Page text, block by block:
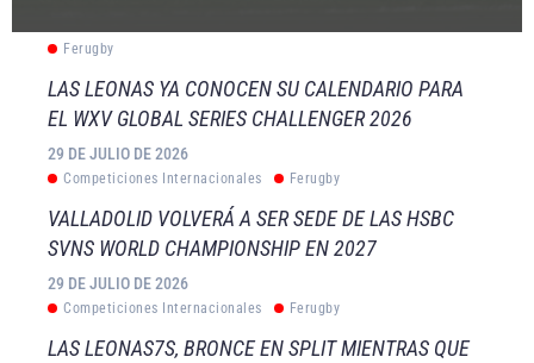
Ferugby
LAS LEONAS YA CONOCEN SU CALENDARIO PARA
EL WXV GLOBAL SERIES CHALLENGER 2026
29 DE JULIO DE 2026
Competiciones Internacionales Ferugby
VALLADOLID VOLVERÁ A SER SEDE DE LAS HSBC
SVNS WORLD CHAMPIONSHIP EN 2027
29 DE JULIO DE 2026
Competiciones Internacionales Ferugby
LAS LEONAS7S, BRONCE EN SPLIT MIENTRAS QUE